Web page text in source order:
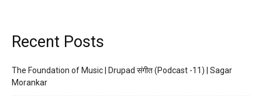
Recent Posts
The Foundation of Music | Drupad संगीत (Podcast -11) | Sagar
Morankar